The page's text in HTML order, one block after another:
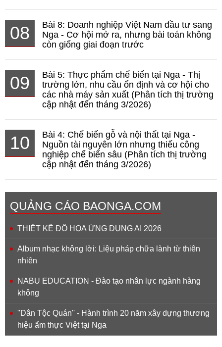
08
Bài 8: Doanh nghiệp Việt Nam đầu tư sang
Nga - Cơ hội mở ra, nhưng bài toán không
còn giống giai đoạn trước
09
Bài 5: Thực phẩm chế biến tại Nga - Thị
trường lớn, nhu cầu ổn định và cơ hội cho
các nhà máy sản xuất (Phân tích thị trường
cập nhật đến tháng 3/2026)
10
Bài 4: Chế biến gỗ và nội thất tại Nga -
Nguồn tài nguyên lớn nhưng thiếu công
nghiệp chế biến sâu (Phân tích thị trường
cập nhật đến tháng 3/2026)
QUẢNG CÁO BAONGA.COM
THIẾT KẾ ĐỒ HỌA ỨNG DỤNG AI 2026
Album nhạc không lời: Liệu pháp chữa lành từ thiên
nhiên
NABU EDUCATION - Đào tạo nhân lực ngành hàng
không
''Dân Tộc Quán'' - Hành trình 20 năm xây dựng thương
hiệu ẩm thực Việt tại Nga